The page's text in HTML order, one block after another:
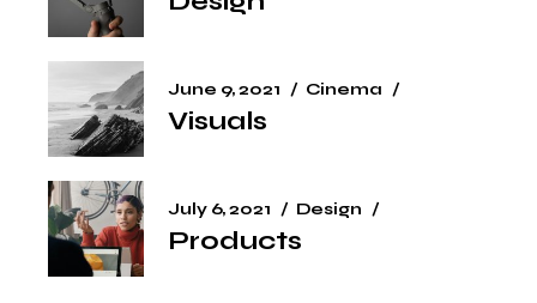
June 9, 2021 Cinema
Visuals
July 6, 2021 Design
Products